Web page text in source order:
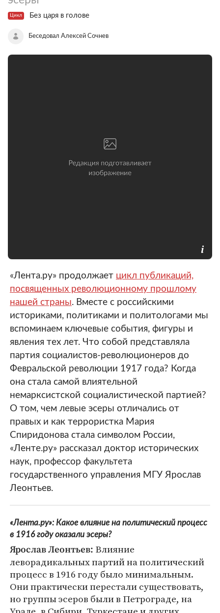
Цикл Без царя в голове
Беседовал Алексей Сочнев
«Лента.ру» продолжает цикл публикаций,
посвященных революционному прошлому
нашей страны. Вместе с российскими
историками, политиками и политологами мы
вспоминаем ключевые события, фигуры и
явления тех лет. Что собой представляла
партия социалистов-революционеров до
Февральской революции 1917 года? Когда
она стала самой влиятельной
немарксистской социалистической партией?
О том, чем левые эсеры отличались от
правых и как террористка Мария
Спиридонова стала символом России,
«Ленте.ру» рассказал доктор исторических
наук, профессор факультета
государственного управления МГУ Ярослав
Леонтьев.
«Лента.ру»: Какое влияние на политический процесс
в 1916 году оказали эсеры?
Ярослав Леонтьев: Влияние
леворадикальных партий на политический
процесс в 1916 году было минимальным.
Они практически перестали существовать,
но группы эсеров были в Петрограде, на